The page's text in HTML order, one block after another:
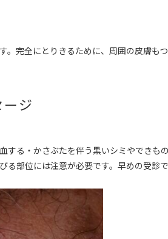
。完全にとりきるために、周囲の皮膚も
ジ
する・かさぶたを伴う黒いシミやできも
る部位には注意が必要です。早めの受診